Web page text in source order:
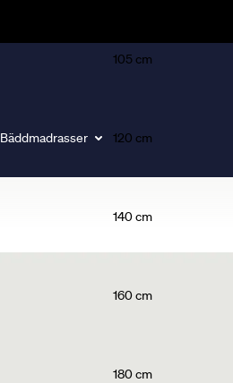
Bäddmadrasser
105 cm
120 cm
140 cm
160 cm
180 cm